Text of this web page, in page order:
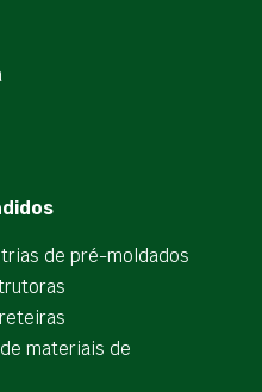
de pré-moldados
materiais de